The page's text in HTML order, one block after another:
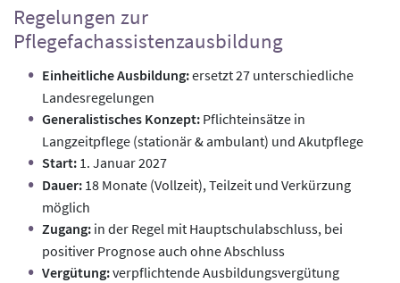
Regelungen zur
Pflegefachassistenzausbildung
Einheitliche Ausbildung:ersetzt 27 unterschiedliche
Landesregelungen
Generalistisches Konzept: Pflichteinsätze in
Langzeitpflege (stationär & ambulant) und Akutpflege
Start: 1. Januar 2027
Dauer: 18 Monate (Vollzeit), Teilzeit und Verkürzung
möglich
Zugang: in der Regel mit Hauptschulabschluss, bei
positiver Prognose auch ohne Abschluss
Vergütung:verpflichtende Ausbildungsvergütung